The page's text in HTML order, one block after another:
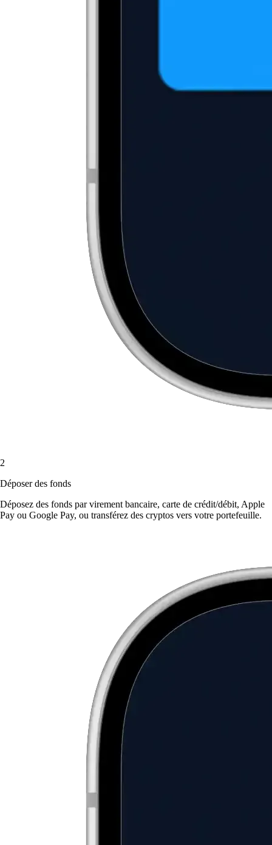
2
Déposer des fonds
Déposez des fonds par virement bancaire, carte de crédit/débit, Apple
Pay ou Google Pay, ou transférez des cryptos vers votre portefeuille.